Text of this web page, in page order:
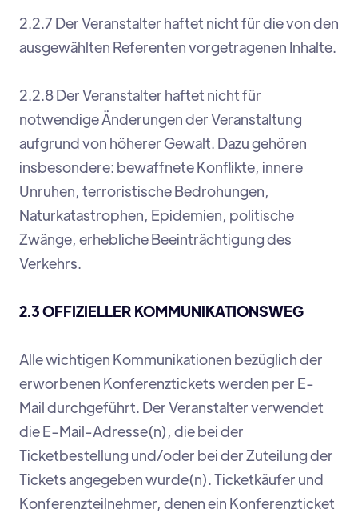
2.2.7 Der Veranstalter haftet nicht für die von den
ausgewählten Referenten vorgetragenen Inhalte.
2.2.8 Der Veranstalter haftet nicht für
notwendige Änderungen der Veranstaltung
aufgrund von höherer Gewalt. Dazu gehören
insbesondere: bewaffnete Konflikte, innere
Unruhen, terroristische Bedrohungen,
Naturkatastrophen, Epidemien, politische
Zwänge, erhebliche Beeinträchtigung des
Verkehrs.
2.3 OFFIZIELLER KOMMUNIKATIONSWEG
Alle wichtigen Kommunikationen bezüglich der
erworbenen Konferenztickets werden per E-
Mail durchgeführt. Der Veranstalter verwendet
die E-Mail-Adresse(n), die bei der
Ticketbestellung und/oder bei der Zuteilung der
Tickets angegeben wurde(n). Ticketkäufer und
Konferenzteilnehmer, denen ein Konferenzticket